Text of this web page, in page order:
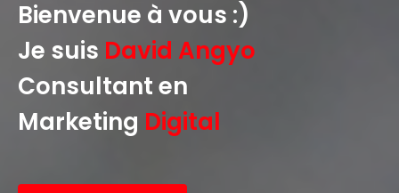
Bienvenue à vous :)
Je suis David Angyo
Consultant en
Marketing Digital